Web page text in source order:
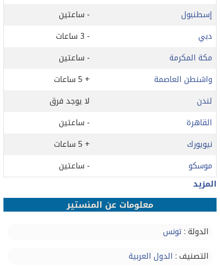
إسطنبول
- ساعتين
دبي
- 3 ساعات
مكة المكرمة
- ساعتين
واشنطن العاصمة
+ 5 ساعات
لندن
لا يوجد فرق
القاهرة
- ساعتين
نيويورك
+ 5 ساعات
موسكو
- ساعتين
المزيد
معلومات عن المنستير
الدولة :تونس
التصنيف : الدول العربية